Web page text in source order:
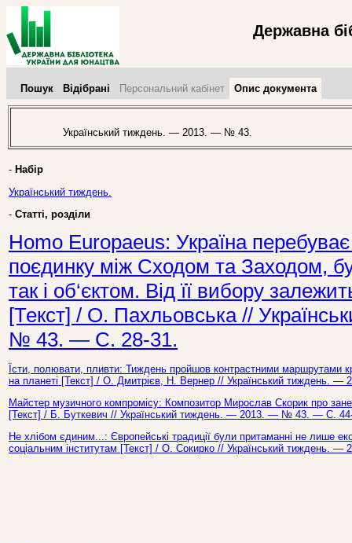
Державна
Пошук Відібрані Персональний кабінет Опис документа
Український тиждень. — 2013. — № 43.
- Набір
Український тиждень.
- Статті, розділи
Homo Europaeus: Україна перебуває
поєдинку між Сходом та Заходом,
так і об‘єктом. Від її вибору
[Текст] / О. Пахльовська //
№ 43. — С. 28-31.
Їсти, полювати, пливти: Тиждень пройшов контрастними маршрутами
на планеті [Текст] / О. Дмитрієв, Н. Вернер // Український
Майстер музичного компромісу: Композитор Мирослав Скорик про
[Текст] / Б. Буткевич // Український тиждень. — 2013. — № 43. — С.
Не хлібом єдиним...: Європейські традиції були притаманні не лише
соціальним інститутам [Текст] / О. Сокирко // Український